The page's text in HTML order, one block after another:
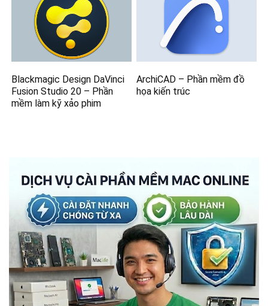
Blackmagic Design DaVinci
Fusion Studio 20 – Phần
mềm làm kỹ xảo phim
ArchiCAD – Phần mềm đồ
họa kiến trúc